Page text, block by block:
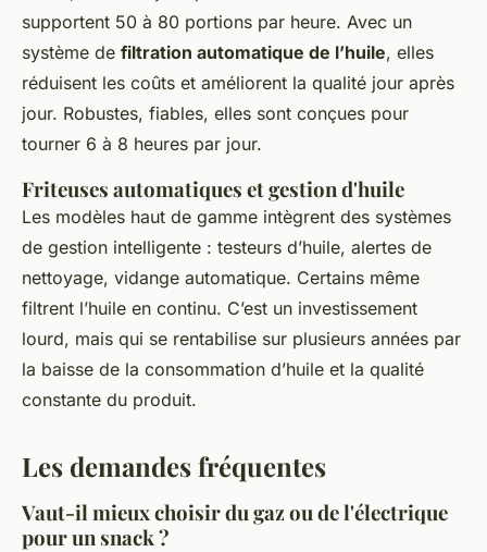
supportent 50 à 80 portions par heure. Avec un
système de filtration automatique de l’huile, elles
réduisent les coûts et améliorent la qualité jour après
jour. Robustes, fiables, elles sont conçues pour
tourner 6 à 8 heures par jour.
Friteuses automatiques et gestion d'huile
Les modèles haut de gamme intègrent des systèmes
de gestion intelligente : testeurs d’huile, alertes de
nettoyage, vidange automatique. Certains même
filtrent l’huile en continu. C’est un investissement
lourd, mais qui se rentabilise sur plusieurs années par
la baisse de la consommation d’huile et la qualité
constante du produit.
Les demandes fréquentes
Vaut-il mieux choisir du gaz ou de l'électrique
pour un snack ?